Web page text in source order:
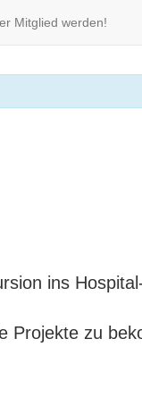
Mitglied werden!
ins
Projekte zu